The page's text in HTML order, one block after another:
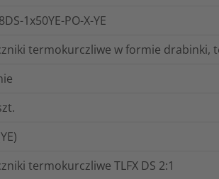
1x50YE-PO-X-YE
termokurczliwe w formie drabinki,
termokurczliwe TLFX DS 2:1